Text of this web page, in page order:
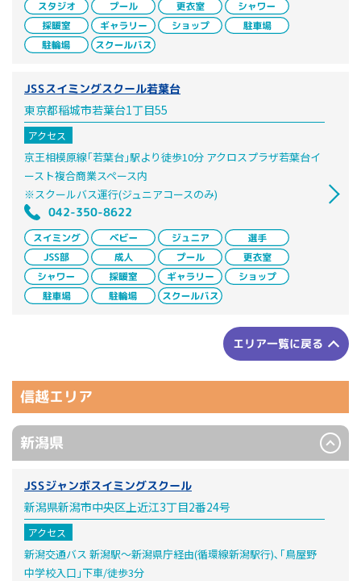
JSSスイミングスクール若葉台
東京都稲城市若葉台1丁目55
アクセス
京王相模原線｢若葉台｣駅より徒歩10分 アクロスプラザ若葉台イ
ースト複合商業スペース内
※スクールバス運行(ジュニアコースのみ)
042-350-8622
エリア一覧に戻る
信越エリア
新潟県
JSSジャンボスイミングスクール
新潟県新潟市中央区上近江3丁目2番24号
アクセス
新潟交通バス 新潟駅～新潟県庁経由(循環線新潟駅行)､｢鳥屋野
中学校入口｣下車/徒歩3分